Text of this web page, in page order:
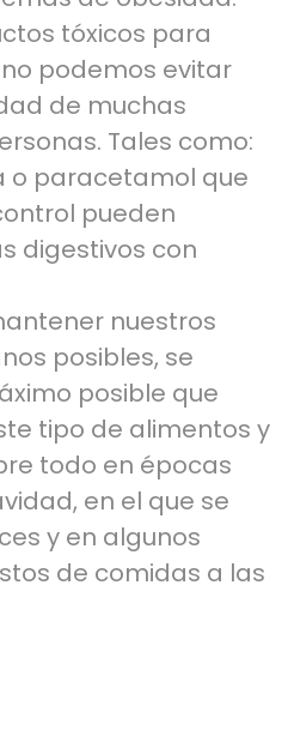
tóxicos para
podemos evitar
de muchas
Tales como:
o paracetamol que
pueden
digestivos con
nuestros
posibles, se
posible que
tipo de alimentos y
todo en épocas
en el que se
y en algunos
de comidas a las